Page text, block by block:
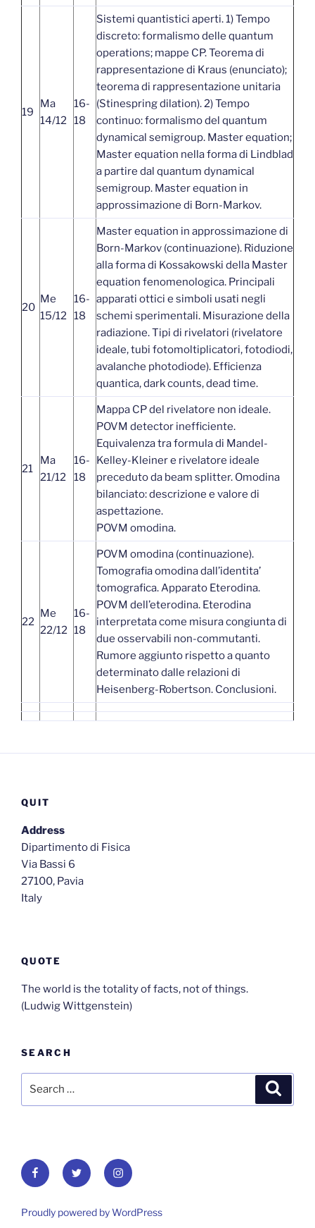
19
Ma
14/12
16-
18
Sistemi quantistici aperti. 1) Tempo
discreto: formalismo delle quantum
operations; mappe CP. Teorema di
rappresentazione di Kraus (enunciato);
teorema di rappresentazione unitaria
(Stinespring dilation). 2) Tempo
continuo: formalismo del quantum
dynamical semigroup. Master equation;
Master equation nella forma di Lindblad
a partire dal quantum dynamical
semigroup. Master equation in
approssimazione di Born-Markov.
20
Me
15/12
16-
18
Master equation in approssimazione di
Born-Markov (continuazione). Riduzione
alla forma di Kossakowski della Master
equation fenomenologica. Principali
apparati ottici e simboli usati negli
schemi sperimentali. Misurazione della
radiazione. Tipi di rivelatori (rivelatore
ideale, tubi fotomoltiplicatori, fotodiodi,
avalanche photodiode). Efficienza
quantica, dark counts, dead time.
21
Ma
21/12
16-
18
Mappa CP del rivelatore non ideale.
POVM detector inefficiente.
Equivalenza tra formula di Mandel-
Kelley-Kleiner e rivelatore ideale
preceduto da beam splitter. Omodina
bilanciato: descrizione e valore di
aspettazione.
POVM omodina.
22
Me
22/12
16-
18
POVM omodina (continuazione).
Tomografia omodina dall’identita’
tomografica. Apparato Eterodina.
POVM dell’eterodina. Eterodina
interpretata come misura congiunta di
due osservabili non-commutanti.
Rumore aggiunto rispetto a quanto
determinato dalle relazioni di
Heisenberg-Robertson. Conclusioni.
QUIT
Address
Dipartimento di Fisica
Via Bassi 6
27100, Pavia
Italy
QUOTE
The world is the totality of facts, not of things.
(Ludwig Wittgenstein)
SEARCH
FacebookTwitter Instagram
Proudly powered by WordPress